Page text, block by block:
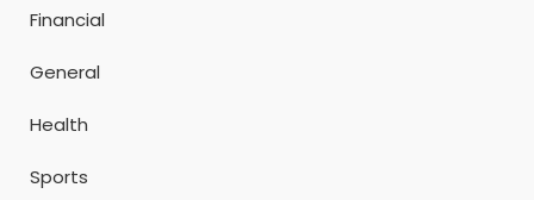
Financial
General
Health
Sports